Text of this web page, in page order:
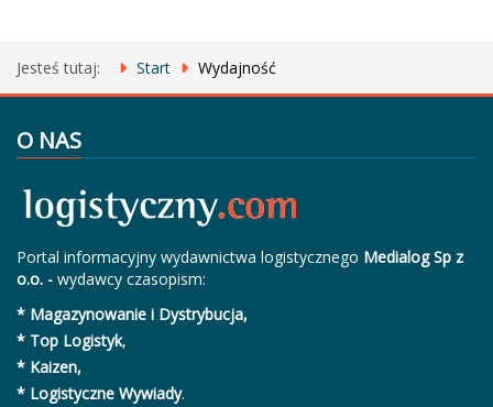
Jesteś tutaj: Start Wydajność
O NAS
Portal informacyjny wydawnictwa logistycznego Medialog Sp z
o.o. - wydawcy czasopism:
* Magazynowanie i Dystrybucja,
* Top Logistyk,
* Kaizen,
* Logistyczne Wywiady.